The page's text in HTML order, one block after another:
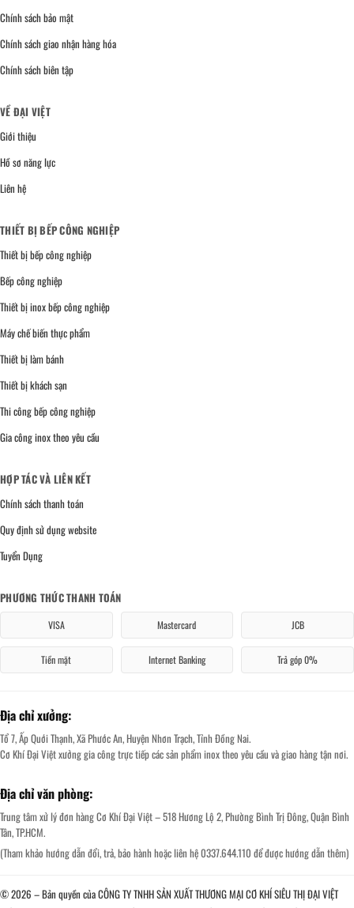
Chính sách bảo mật
Chính sách giao nhận hàng hóa
Chính sách biên tập
VỀ ĐẠI VIỆT
Giới thiệu
Hồ sơ năng lực
Liên hệ
THIẾT BỊ BẾP CÔNG NGHIỆP
Thiết bị bếp công nghiệp
Bếp công nghiệp
Thiết bị inox bếp công nghiệp
Máy chế biến thực phẩm
Thiết bị làm bánh
Thiết bị khách sạn
Thi công bếp công nghiệp
Gia công inox theo yêu cầu
HỢP TÁC VÀ LIÊN KẾT
Chính sách thanh toán
Quy định sử dụng website
Tuyển Dụng
PHƯƠNG THỨC THANH TOÁN
VISA Mastercard JCB
Tiền mặt Internet Banking Trả góp 0%
Địa chỉ xưởng:
Tổ 7, Ấp Quới Thạnh, Xã Phước An, Huyện Nhơn Trạch, Tỉnh Đồng Nai.
Cơ Khí Đại Việt xưởng gia công trực tiếp các sản phẩm inox theo yêu cầu và giao hàng tận nơi.
Địa chỉ văn phòng:
Trung tâm xử lý đơn hàng Cơ Khí Đại Việt – 518 Hương Lộ 2, Phường Bình Trị Đông, Quận Bình
Tân, TP.HCM.
(Tham khảo hướng dẫn đổi, trả, bảo hành hoặc liên hệ 0337.644.110 để được hướng dẫn thêm)
© 2026 – Bản quyền của CÔNG TY TNHH SẢN XUẤT THƯƠNG MẠI CƠ KHÍ SIÊU THỊ ĐẠI VIỆT